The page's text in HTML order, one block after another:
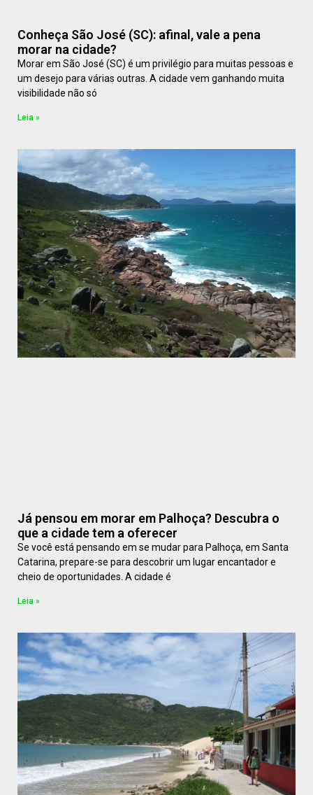
Conheça São José (SC): afinal, vale a pena
morar na cidade?
Morar em São José (SC) é um privilégio para muitas pessoas e
um desejo para várias outras. A cidade vem ganhando muita
visibilidade não só
Leia »
Já pensou em morar em Palhoça? Descubra o
que a cidade tem a oferecer
Se você está pensando em se mudar para Palhoça, em Santa
Catarina, prepare-se para descobrir um lugar encantador e
cheio de oportunidades. A cidade é
Leia »